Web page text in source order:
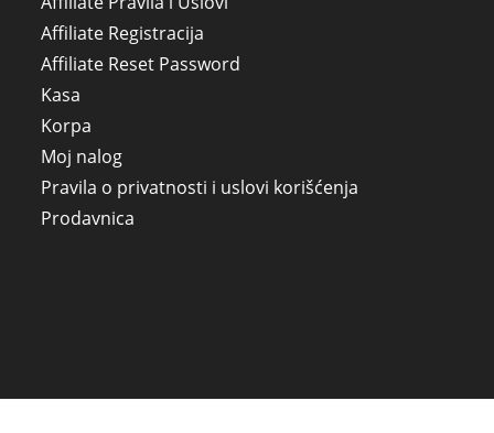
Affiliate Registracija
Affiliate Reset Password
Kasa
Korpa
Moj nalog
Pravila o privatnosti i uslovi korišćenja
Prodavnica